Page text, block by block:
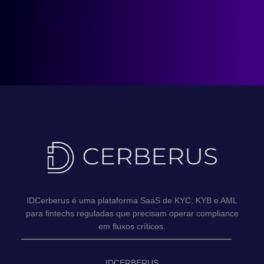
IDCerberus é uma plataforma SaaS de KYC, KYB e AML
para fintechs reguladas que precisam operar compliance
em fluxos críticos.